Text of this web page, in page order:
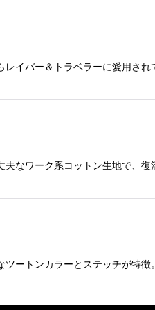
イバー＆トラベラーに愛用さ
なワーク系コットン生地で、
ートンカラーとステッチが特